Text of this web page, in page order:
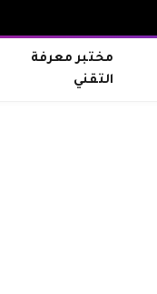
مختبر معرفة
التقني